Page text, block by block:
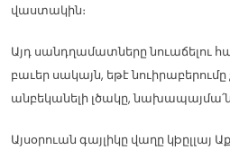
վաստակին։
Այդ սանդղամատները նուաճելու
բաւեր սակայն, եթէ
անբեկանելի լծակը,
Այսօրուան գայլիկը վաղը կþըլլայ